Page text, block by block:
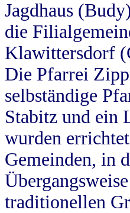
Jagdhaus
die
Klawittersdorf
Die Pfarrei
selbständige
Stabitz und ein
wurden
Gemeinden, in
traditionellen